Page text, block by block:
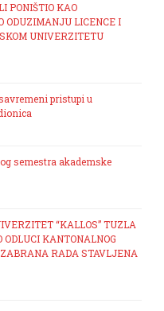
PONIŠTIO KAO
ODUZIMANJU LICENCE I
UNIVERZITETU
pristupi u
semestra akademske
“KALLOS” TUZLA
KANTONALNOG
RADA STAVLJENA